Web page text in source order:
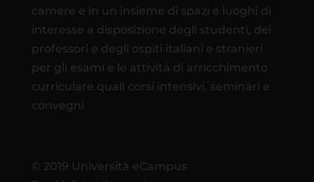
camere e in un insieme di spazi e luoghi di
interesse a disposizione degli studenti, dei
professori e degli ospiti italiani e stranieri
per gli esami e le attività di arricchimento
curriculare quali corsi intensivi, seminari e
convegni
© 2019 Università eCampus